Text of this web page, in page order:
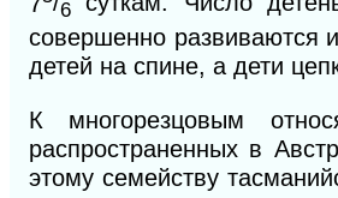
6
совершенно развиваются
детей на спине, а дети
К многорезцовым
распространенных в
этому семейству